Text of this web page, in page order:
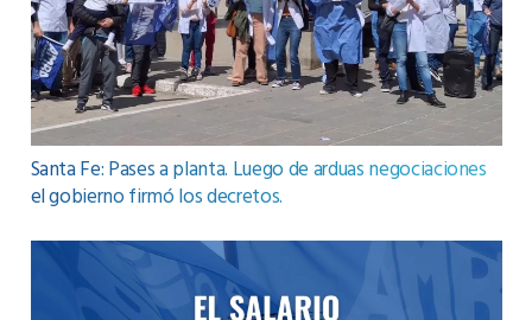
Santa Fe: Pases a planta. Luego de arduas negociaciones
el gobierno firmó los decretos.